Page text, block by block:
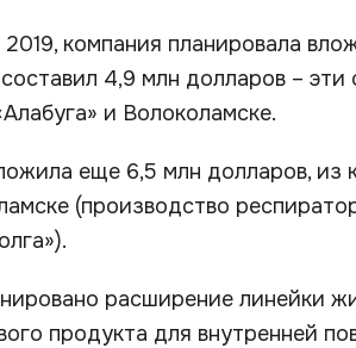
2019, компания планировала
4,9 млн долларов –
и Волоколамске.
еще 6,5 млн долларов, из
(производство
расширение линейки
продукта для внутренней